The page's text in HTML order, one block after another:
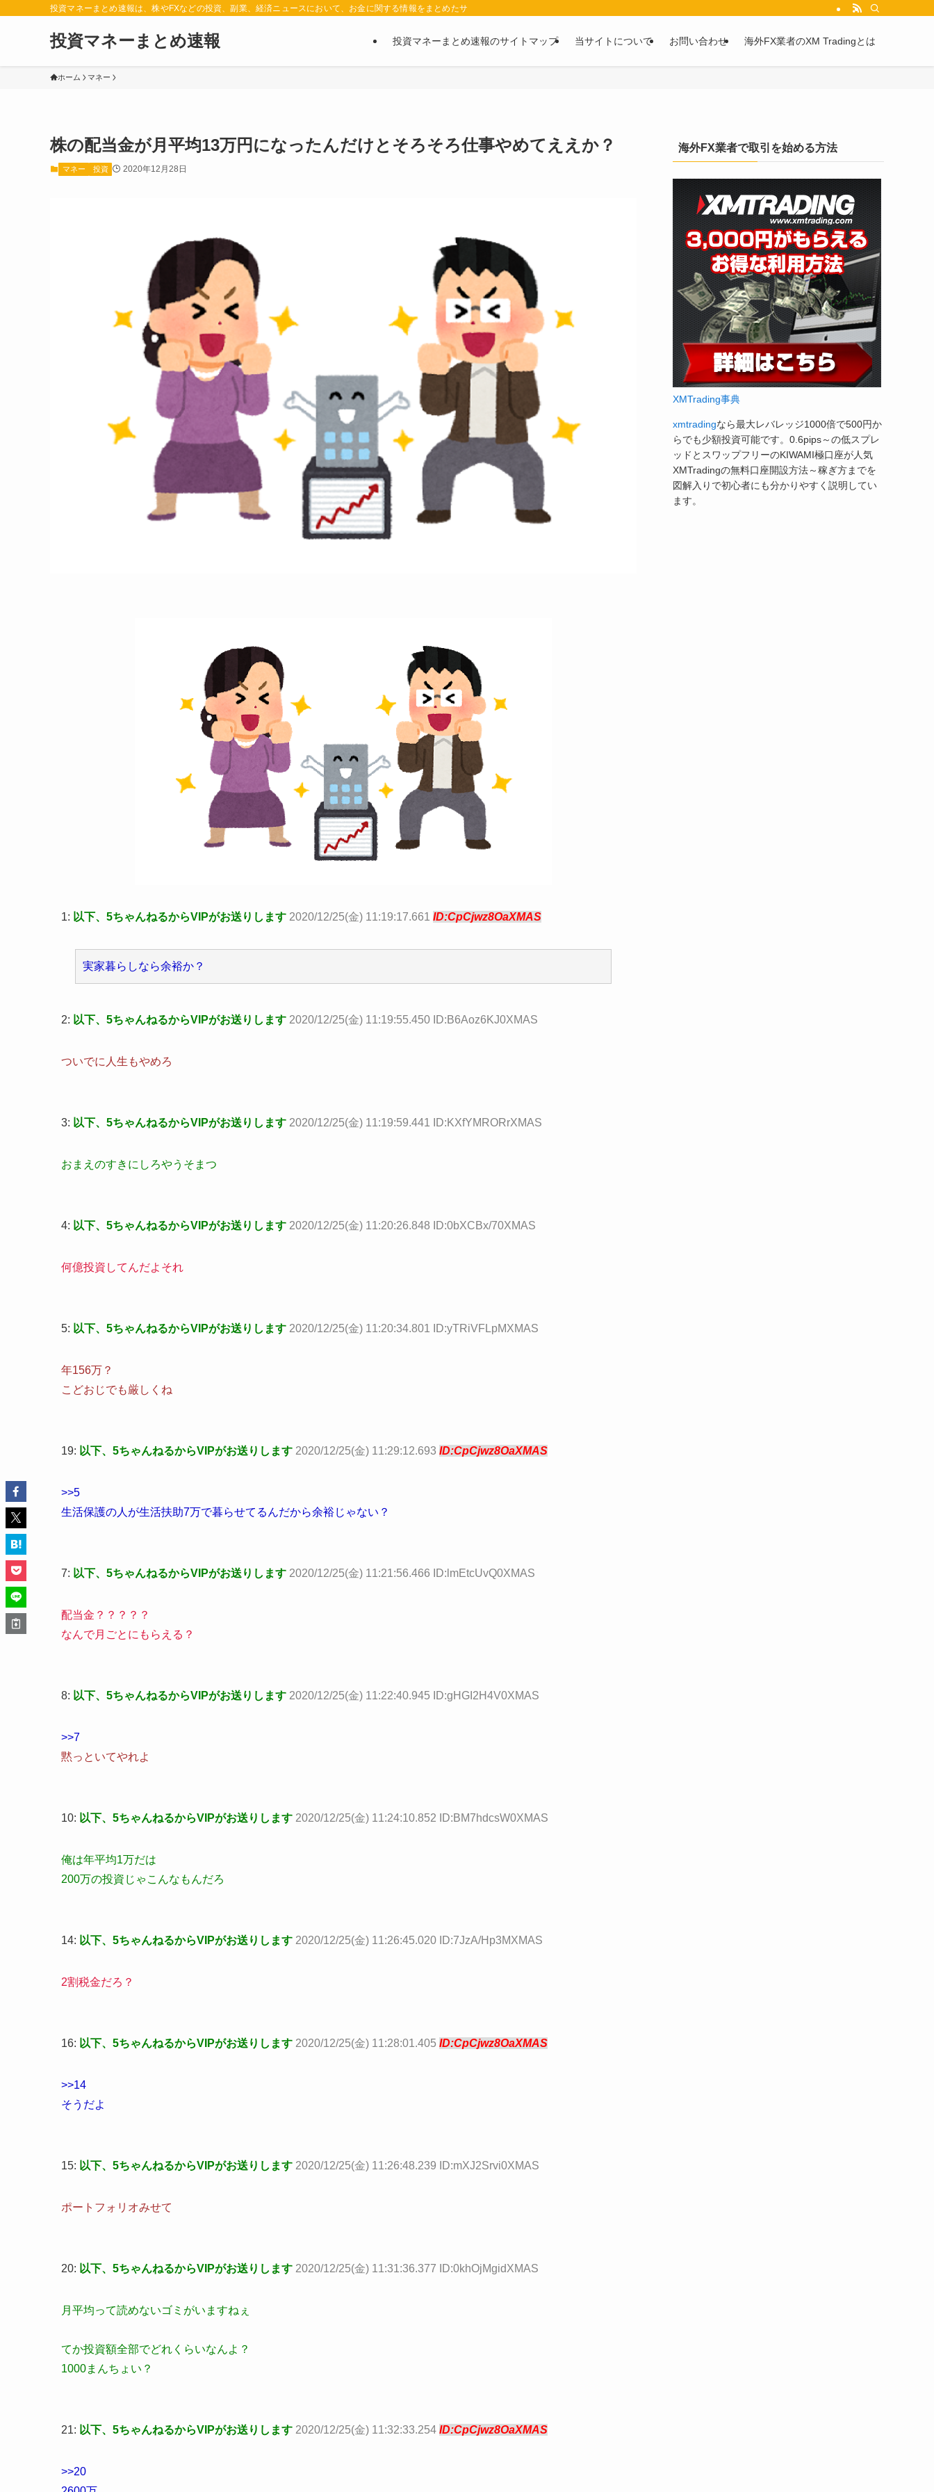
投資マネーまとめ速報は、株やFXなどの投資、副業、経済ニュースにおいて、お金に関する情報をまとめたサイトです。お金に関する情報の口コミや評判を2chや5chからピックアップしています。
投資マネーまとめ速報 投資マネーまとめ速報のサイトマップ 当サイトについて お問い合わせ 海外FX業者のXM Tradingとは
ホーム マネー
株の配当金が月平均13万円になったんだけとそろそろ仕事やめてええか？
マネー 投資 2020年12月28日
1: 以下、5ちゃんねるからVIPがお送りします 2020/12/25(金) 11:19:17.661 ID:CpCjwz8OaXMAS
実家暮らしなら余裕か？
2: 以下、5ちゃんねるからVIPがお送りします 2020/12/25(金) 11:19:55.450 ID:B6Aoz6KJ0XMAS
ついでに人生もやめろ
3: 以下、5ちゃんねるからVIPがお送りします 2020/12/25(金) 11:19:59.441 ID:KXfYMRORrXMAS
おまえのすきにしろやうそまつ
4: 以下、5ちゃんねるからVIPがお送りします 2020/12/25(金) 11:20:26.848 ID:0bXCBx/70XMAS
何億投資してんだよそれ
5: 以下、5ちゃんねるからVIPがお送りします 2020/12/25(金) 11:20:34.801 ID:yTRiVFLpMXMAS
年156万？
こどおじでも厳しくね
19: 以下、5ちゃんねるからVIPがお送りします 2020/12/25(金) 11:29:12.693 ID:CpCjwz8OaXMAS
>>5
生活保護の人が生活扶助7万で暮らせてるんだから余裕じゃない？
7: 以下、5ちゃんねるからVIPがお送りします 2020/12/25(金) 11:21:56.466 ID:lmEtcUvQ0XMAS
配当金？？？？？
なんで月ごとにもらえる？
8: 以下、5ちゃんねるからVIPがお送りします 2020/12/25(金) 11:22:40.945 ID:gHGI2H4V0XMAS
>>7
黙っといてやれよ
10: 以下、5ちゃんねるからVIPがお送りします 2020/12/25(金) 11:24:10.852 ID:BM7hdcsW0XMAS
俺は年平均1万だは
200万の投資じゃこんなもんだろ
14: 以下、5ちゃんねるからVIPがお送りします 2020/12/25(金) 11:26:45.020 ID:7JzA/Hp3MXMAS
2割税金だろ？
16: 以下、5ちゃんねるからVIPがお送りします 2020/12/25(金) 11:28:01.405 ID:CpCjwz8OaXMAS
>>14
そうだよ
15: 以下、5ちゃんねるからVIPがお送りします 2020/12/25(金) 11:26:48.239 ID:mXJ2Srvi0XMAS
ポートフォリオみせて
20: 以下、5ちゃんねるからVIPがお送りします 2020/12/25(金) 11:31:36.377 ID:0khOjMgidXMAS
月平均って読めないゴミがいますねぇ
てか投資額全部でどれくらいなんよ？
1000まんちょい？
21: 以下、5ちゃんねるからVIPがお送りします 2020/12/25(金) 11:32:33.254 ID:CpCjwz8OaXMAS
>>20
海外FX業者で取引を始める方法
XMTrading事典
xmtradingなら最大レバレッジ1000倍で500円か
らでも少額投資可能です。0.6pips～の低スプレ
ッドとスワップフリーのKIWAMI極口座が人気
XMTradingの無料口座開設方法～稼ぎ方までを
図解入りで初心者にも分かりやすく説明してい
ます。